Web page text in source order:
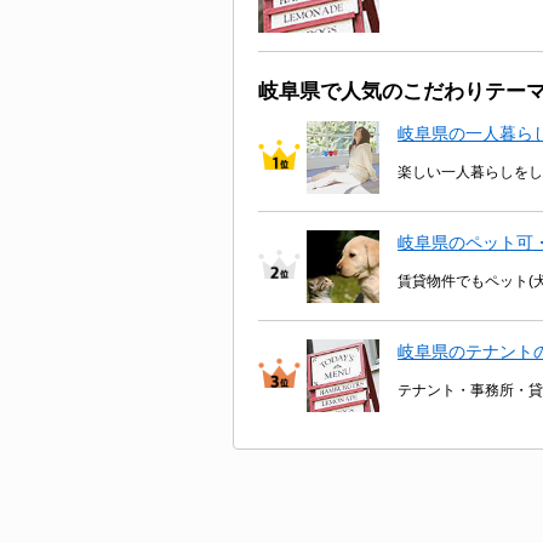
岐阜県で人気のこだわりテー
岐阜県の一人暮ら
楽しい一人暮らしを
岐阜県のペット可
賃貸物件でもペット(
岐阜県のテナント
テナント・事務所・